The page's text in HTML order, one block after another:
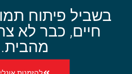
בשביל פיתוח
חיים, כבר לא